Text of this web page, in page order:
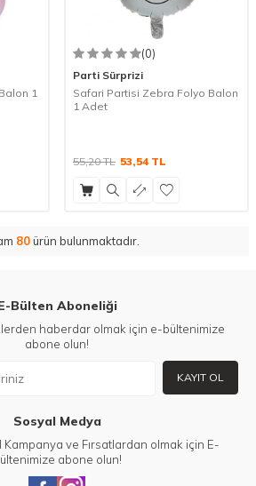
1
(0)
Parti Sürprizi
Safari Partisi Zebra Folyo Balon
1 Adet
55,20TL 53,54 TL
80ürün bulunmaktadır.
Bülten Aboneliği
haberdar olmak için e-bültenimize
abone olun!
KAYIT OL
Sosyal Medya
ve Fırsatlardan olmak için E-
abone olun!